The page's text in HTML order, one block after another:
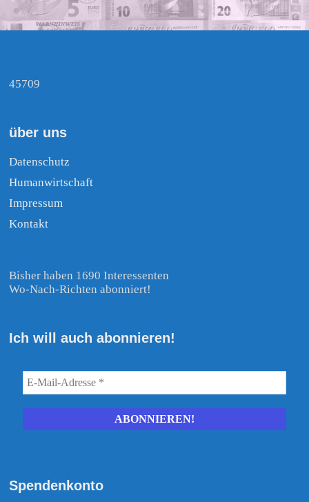
45709
über uns
Datenschutz
Humanwirtschaft
Impressum
Kontakt
Bisher haben 1690 Interessenten
Wo-Nach-Richten abonniert!
Ich will auch abonnieren!
Spendenkonto